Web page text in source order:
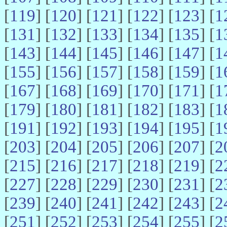
[119] [120] [121] [122] [123] [
[131] [132] [133] [134] [135] [
[143] [144] [145] [146] [147] [
[155] [156] [157] [158] [159] [
[167] [168] [169] [170] [171] [
[179] [180] [181] [182] [183] [
[191] [192] [193] [194] [195] [
[203] [204] [205] [206] [207] [
[215] [216] [217] [218] [219] [
[227] [228] [229] [230] [231] [
[239] [240] [241] [242] [243] [
[251] [252] [253] [254] [255] [